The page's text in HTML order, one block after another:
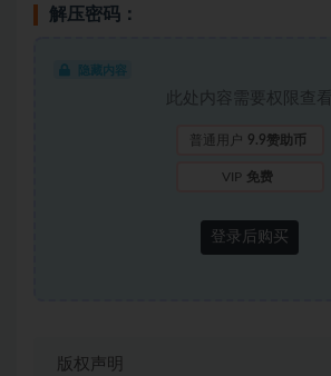
解压密码：
隐藏内容
此处内容需要权限查看
普通用户 9.9赞助币
VIP 免费
登录后购买
版权声明